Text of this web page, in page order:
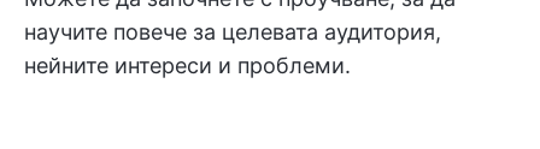
научите повече за целевата аудитория,
нейните интереси и проблеми.